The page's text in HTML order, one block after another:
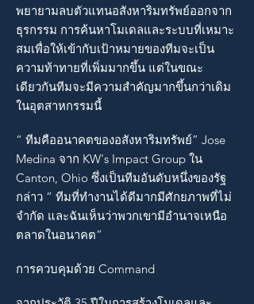
พยายามลบตัวแทนอสังหาริมทรัพย์ออกจาก
ธุรกรรม การค้นหาโมเดลและระบบที่เหมาะ
สมเพื่อให้เข้ากับเป้าหมายของทีมจะเป็น
ความท้าทายที่เพิ่มมากขึ้น แต่ในขณะ
เดียวกันทีมจะมีความสำคัญมากขึ้นกว่าเดิม
ในอุตสาหกรรมนี้
“ ทีมคืออนาคตของอสังหาริมทรัพย์” Jose
Medina จาก KW's Impact Group ใน
Canton, Ohio ซึ่งเป็นทีมอันดับหนึ่งของรัฐ
กล่าว “ ทีมที่ทำงานได้ดีมากมีศักยภาพที่ไม่
จำกัด และฉันเห็นว่าพวกเขามีอำนาจเหนือ
ตลาดในอนาคต”
การควบคุมด้วย Command